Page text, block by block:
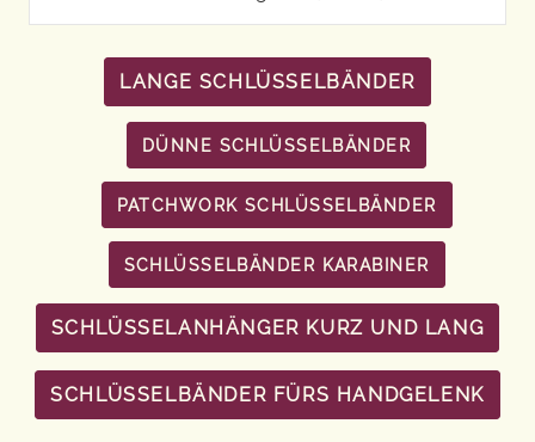
LANGE SCHLÜSSELBÄNDER
DÜNNE SCHLÜSSELBÄNDER
PATCHWORK SCHLÜSSELBÄNDER
SCHLÜSSELBÄNDER KARABINER
SCHLÜSSELANHÄNGER KURZ UND LANG
SCHLÜSSELBÄNDER FÜRS HANDGELENK